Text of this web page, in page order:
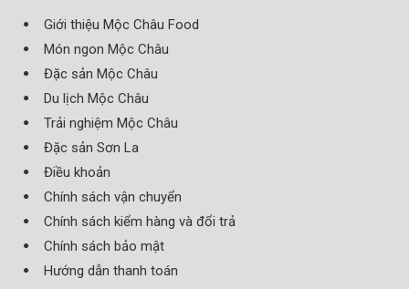
Giới thiệu Mộc Châu Food
Món ngon Mộc Châu
Đặc sản Mộc Châu
Du lịch Mộc Châu
Trải nghiệm Mộc Châu
Đặc sản Sơn La
Điều khoản
Chính sách vận chuyển
Chính sách kiểm hàng và đổi trả
Chính sách bảo mật
Hướng dẫn thanh toán